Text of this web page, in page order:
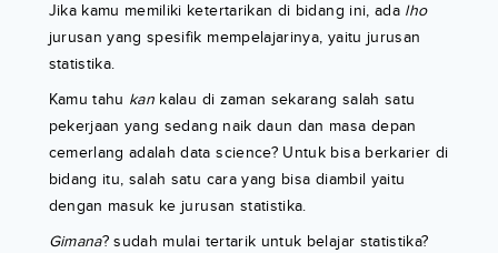
Jika kamu memiliki ketertarikan di bidang ini, ada lho
jurusan yang spesifik mempelajarinya, yaitu jurusan
statistika.
Kamu tahu kan kalau di zaman sekarang salah satu
pekerjaan yang sedang naik daun dan masa depan
cemerlang adalah data science? Untuk bisa berkarier di
bidang itu, salah satu cara yang bisa diambil yaitu
dengan masuk ke jurusan statistika.
Gimana? sudah mulai tertarik untuk belajar statistika?